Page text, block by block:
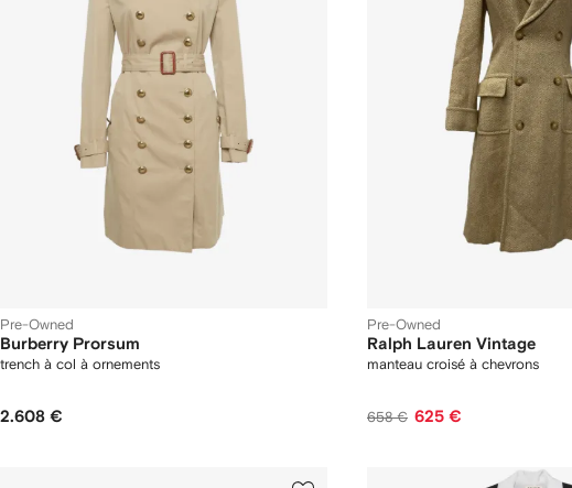
Pre-Owned
Burberry Prorsum
trench à col à ornements
2.608 €
Pre-Owned
Ralph Lauren Vintage
manteau croisé à chevrons
658 € 625 €